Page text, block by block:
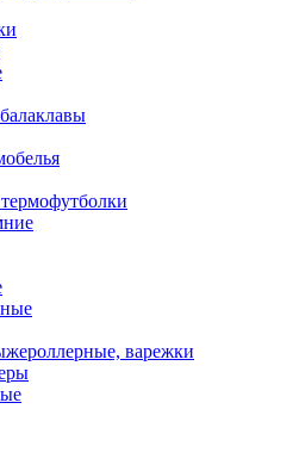
варежки